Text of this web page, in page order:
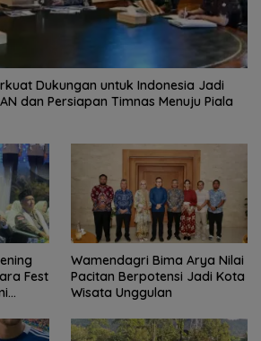
Dukungan untuk Indonesia Jadi
dan Persiapan Timnas Menuju Piala
Fest
Wamendagri Bima Arya Nilai
Pacitan Berpotensi Jadi Kota
Wisata Unggulan